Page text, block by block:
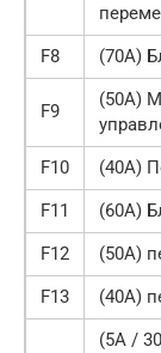
F8
(70A)
F9
(50A)
F10
(40A)
F11
(60A)
F12
(50A)
F13
(40A)
(5A /